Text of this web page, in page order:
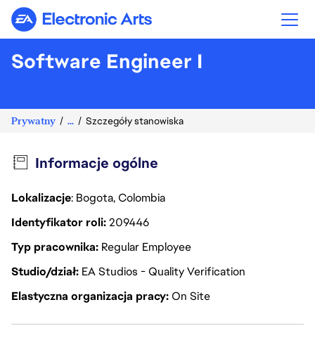
Electronic Arts
Software Engineer I
Prywatny ... Szczegóły stanowiska
Informacje ogólne
Lokalizacje: Bogota, Colombia
Identyfikator roli209446
Typ pracownika Regular Employee
Studio/dział EA Studios - Quality Verification
Elastyczna organizacja pracyOn Site